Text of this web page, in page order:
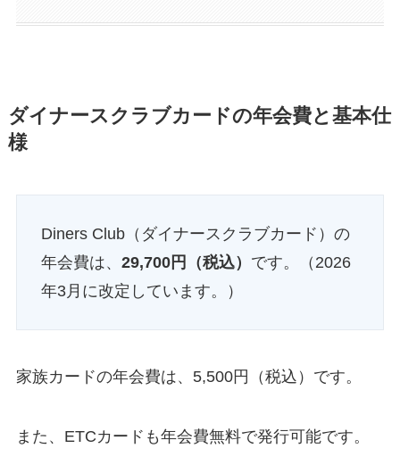
ダイナースクラブカードの年会費と基本仕
様
Diners Club（ダイナースクラブカード）の
年会費は、 29,700円（税込） です。（2026
年3月に改定しています。）
家族カードの年会費は、5,500円（税込）です。
また、ETCカードも年会費無料で発行可能です。